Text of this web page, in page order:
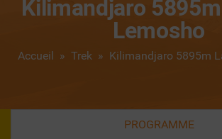
Kilimandjaro
Lemosho
Accueil » Trek » Kilimandjaro 5895m
PROGRAMME